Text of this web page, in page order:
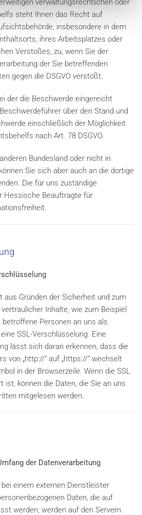
verwaltungsrechtlichen oder
steht Ihnen das Recht auf
insbesondere in dem
ihres Arbeitsplatzes oder
Verstoßes, zu, wenn Sie der
der Sie betreffenden
gegen die DSGVO verstößt.
der die Beschwerde eingereicht
über den Stand und
einschließlich der Möglichkeit
nach Art. 78 DSGVO.
Bundesland oder nicht in
Sie sich aber auch an die dortige
Die für uns zuständige
Hessische Beauftragte für
aus Gründen der Sicherheit und zum
Inhalte, wie zum Beispiel
betroffene Personen an uns als
SSL-Verschlüsselung. Eine
lässt sich daran erkennen, dass die
von „http://“ auf „https://“ wechselt
in der Browserzeile. Wenn die SSL
ist, können die Daten, die Sie an uns
mitgelesen werden.
der Datenverarbeitung
einem externen Dienstleister
Daten, die auf
werden, werden auf den Servern